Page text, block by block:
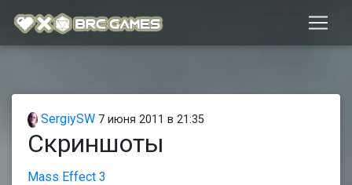
SergiySW 7 июня 2011 в 21:35
Скриншоты
Mass Effect 3